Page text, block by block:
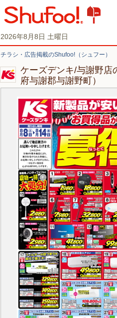
2026年8月8日 土曜日
チラシ・広告掲載のShufoo!（シュフー）
ケーズデンキ/与謝野店
府与謝郡与謝野町）